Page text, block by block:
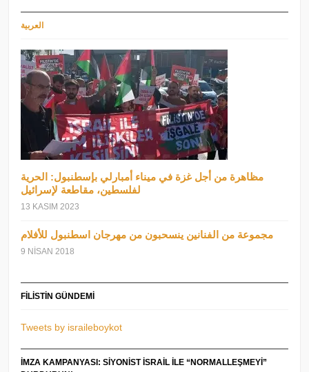
العربية
مظاهرة من أجل غزة في ميناء أمبارلي بإسطنبول: الحرية
لفلسطين، مقاطعة لإسرائيل
13 KASIM 2023
مجموعة من الفنانين ينسحبون من مهرجان اسطنبول للأفلام
9 NISAN 2018
FILISTIN GÜNDEMI
Tweets by israileboykot
İMZA KAMPANYASI: SIYONIST İSRAIL ILE “NORMALLEŞMEYI”